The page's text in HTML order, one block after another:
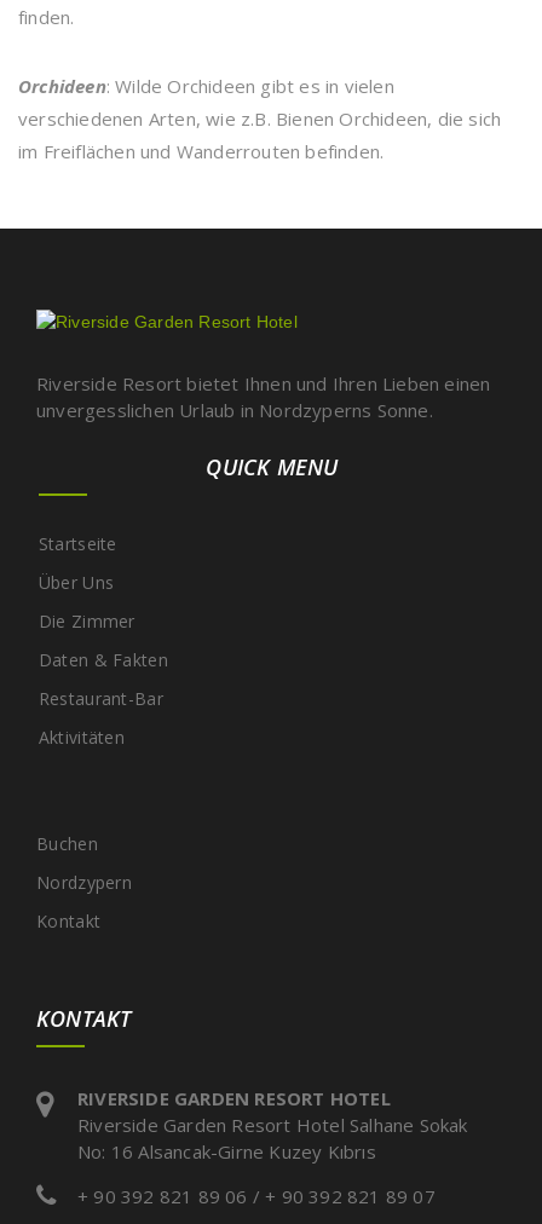
finden.
Orchideen: Wilde Orchideen gibt es in vielen
verschiedenen Arten, wie z.B. Bienen Orchideen, die sich
im Freiflächen und Wanderrouten befinden.
Riverside Resort bietet Ihnen und Ihren Lieben einen
unvergesslichen Urlaub in Nordzyperns Sonne.
QUICK MENU
Startseite
Über Uns
Die Zimmer
Daten & Fakten
Restaurant-Bar
Aktivitäten
Buchen
Nordzypern
Kontakt
KONTAKT
RIVERSIDE GARDEN RESORT HOTEL
Riverside Garden Resort Hotel Salhane Sokak
No: 16 Alsancak-Girne Kuzey Kıbrıs
+ 90 392 821 89 06 / + 90 392 821 89 07